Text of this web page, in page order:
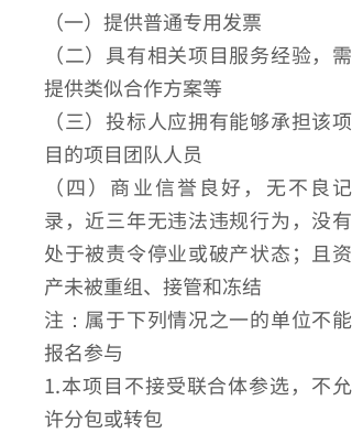
（一）提供普通专用发票
（二）具有相关项目服务经验，需
提供类似合作方案等
（三）投标人应拥有能够承担该项
目的项目团队人员
（四）商业信誉良好，无不良记
录，近三年无违法违规行为，没有
处于被责令停业或破产状态；且资
产未被重组、接管和冻结
注：属于下列情况之一的单位不能
报名参与
1.本项目不接受联合体参选，不允
许分包或转包